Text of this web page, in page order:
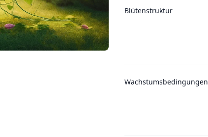
Blütenstruktur
Wachstumsbedingungen